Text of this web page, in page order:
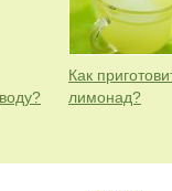
Как
лимонад?